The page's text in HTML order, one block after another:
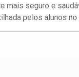
mais seguro e
pelos alunos